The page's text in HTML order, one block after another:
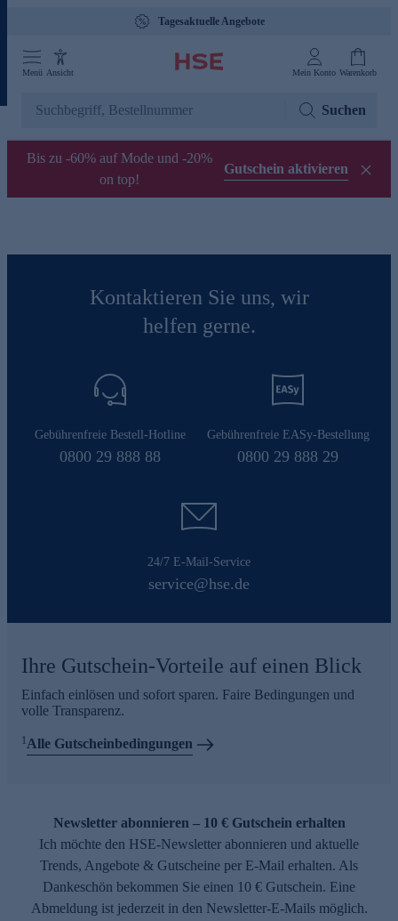
Tagesaktuelle Angebote
Menü Ansicht Mein Konto Warenkorb
Suchen
Bis zu -60% auf Mode und -20%
on top!
Gutschein aktivieren
Kontaktieren Sie uns, wir
helfen gerne.
Gebührenfreie Bestell-Hotline
0800 29 888 88
Gebührenfreie EASy-Bestellung
0800 29 888 29
24/7 E-Mail-Service
service@hse.de
Ihre Gutschein-Vorteile auf einen Blick
Einfach einlösen und sofort sparen. Faire Bedingungen und
volle Transparenz.
1Alle Gutscheinbedingungen
Newsletter abonnieren – 10 € Gutschein erhalten
Ich möchte den HSE-Newsletter abonnieren und aktuelle
Trends, Angebote & Gutscheine per E-Mail erhalten. Als
Dankeschön bekommen Sie einen 10 € Gutschein. Eine
Abmeldung ist jederzeit in den Newsletter-E-Mails möglich.